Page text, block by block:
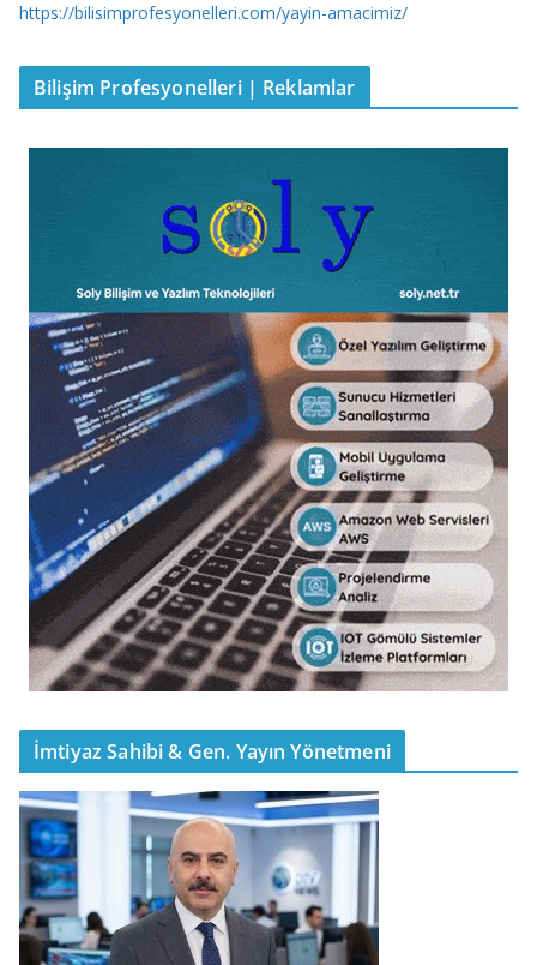
https://bilisimprofesyonelleri.com/yayin-amacimiz/
Bilişim Profesyonelleri | Reklamlar
İmtiyaz Sahibi & Gen. Yayın Yönetmeni